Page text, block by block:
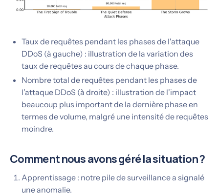
Taux de requêtes pendant les phases de l'attaque
DDoS (à gauche) : illustration de la variation des
taux de requêtes au cours de chaque phase.
Nombre total de requêtes pendant les phases de
l'attaque DDoS (à droite) : illustration de l'impact
beaucoup plus important de la dernière phase en
termes de volume, malgré une intensité de requêtes
moindre.
Comment nous avons géré la situation ?
Apprentissage : notre pile de surveillance a signalé
une anomalie.